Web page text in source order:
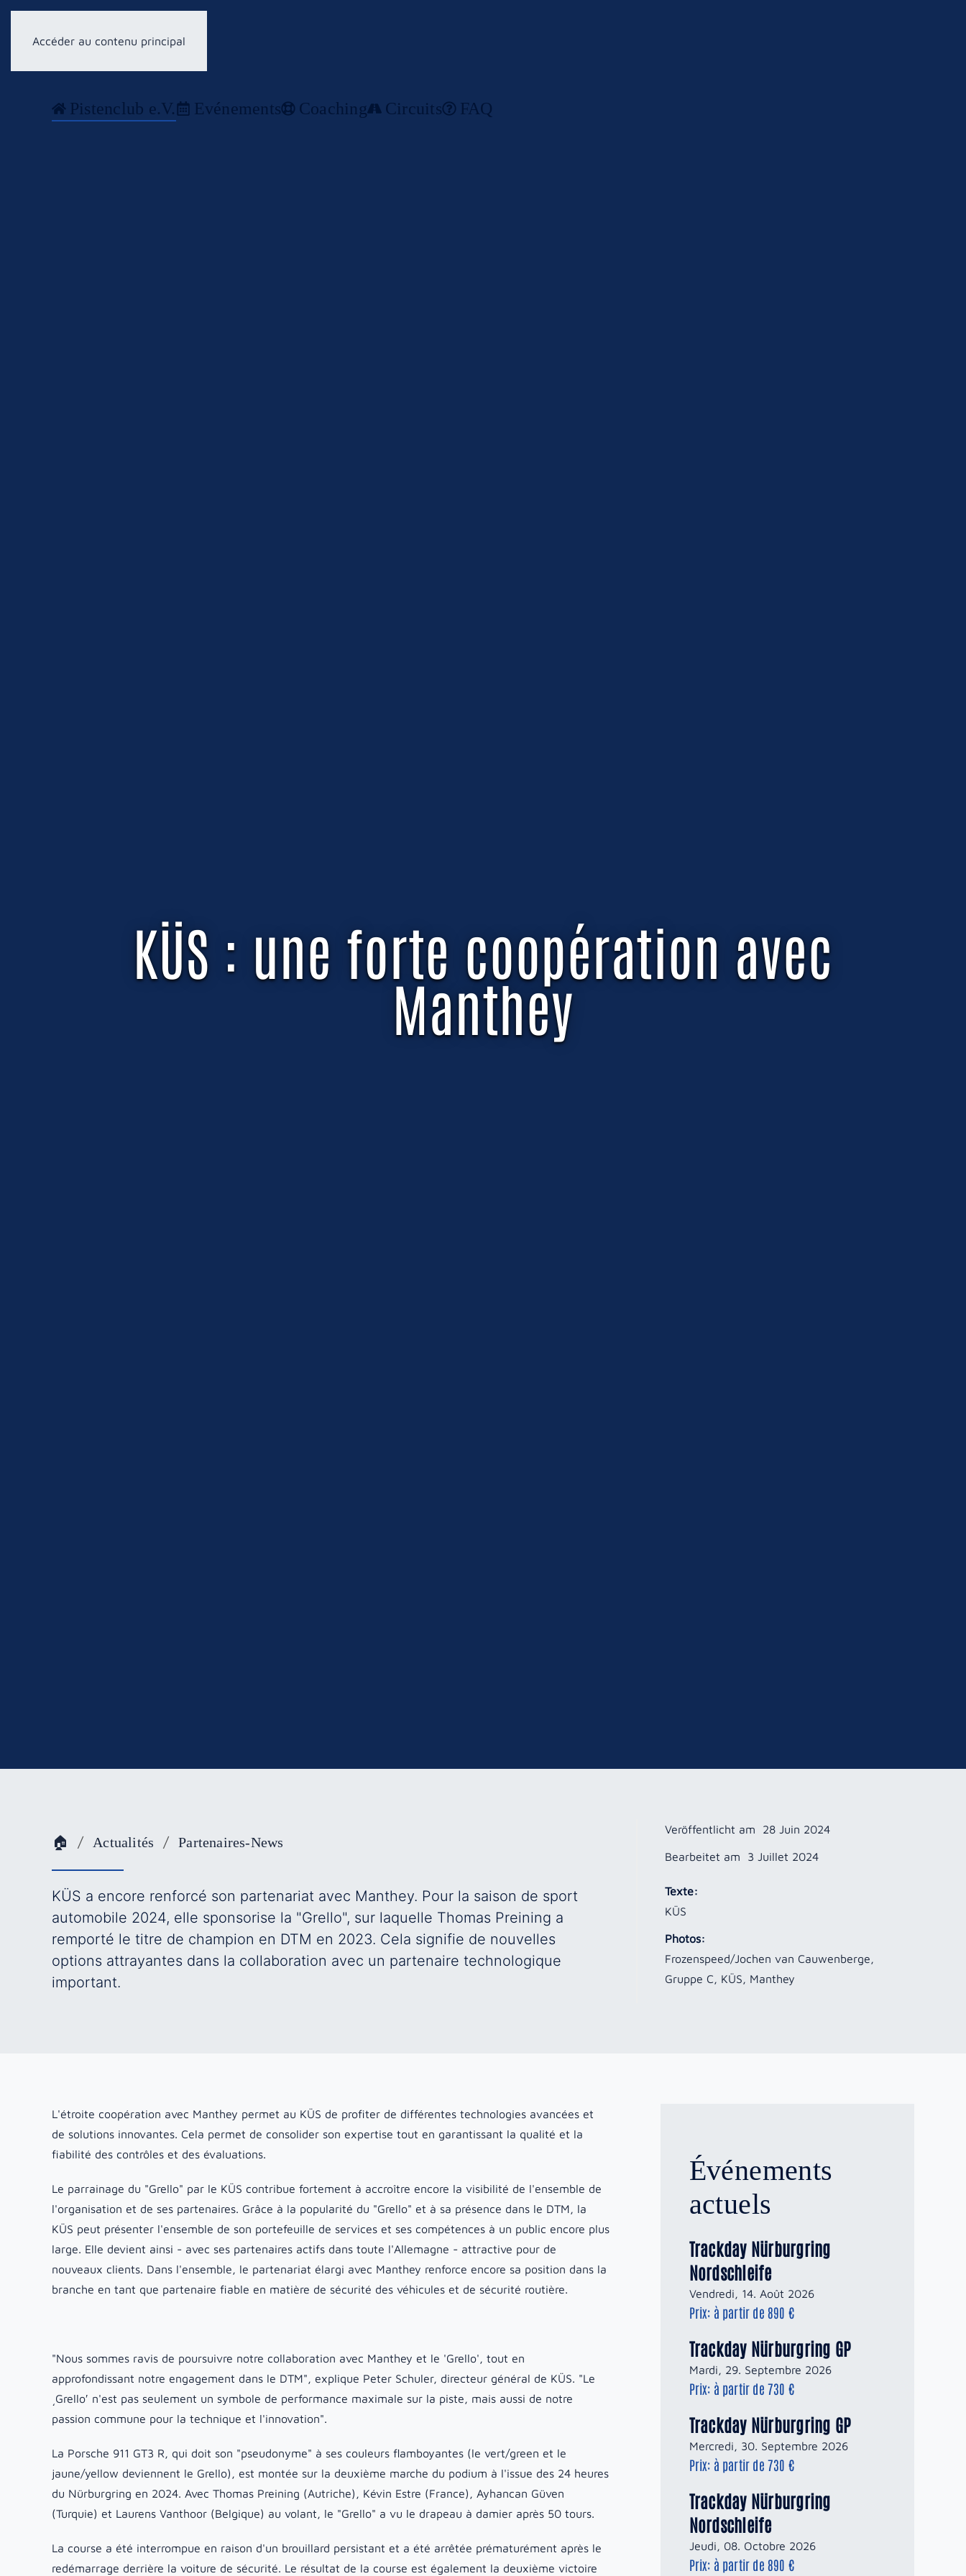
Accéder au contenu principal
Pistenclub e.V. Evénements Coaching Circuits FAQ
KÜS : une forte coopération avec
Manthey
🏠 Actualités Partenaires-News
KÜS a encore renforcé son partenariat avec Manthey. Pour la saison de sport
automobile 2024, elle sponsorise la "Grello", sur laquelle Thomas Preining a
remporté le titre de champion en DTM en 2023. Cela signifie de nouvelles
options attrayantes dans la collaboration avec un partenaire technologique
important.
Veröffentlicht am 28 Juin 2024
Bearbeitet am 3 Juillet 2024
Texte:
KÜS
Photos:
Frozenspeed/Jochen van Cauwenberge,
Gruppe C, KÜS, Manthey
L'étroite coopération avec Manthey permet au KÜS de profiter de différentes technologies avancées et
de solutions innovantes. Cela permet de consolider son expertise tout en garantissant la qualité et la
fiabilité des contrôles et des évaluations.
Le parrainage du "Grello" par le KÜS contribue fortement à accroître encore la visibilité de l'ensemble de
l'organisation et de ses partenaires. Grâce à la popularité du "Grello" et à sa présence dans le DTM, la
KÜS peut présenter l'ensemble de son portefeuille de services et ses compétences à un public encore plus
large. Elle devient ainsi - avec ses partenaires actifs dans toute l'Allemagne - attractive pour de
nouveaux clients. Dans l'ensemble, le partenariat élargi avec Manthey renforce encore sa position dans la
branche en tant que partenaire fiable en matière de sécurité des véhicules et de sécurité routière.
"Nous sommes ravis de poursuivre notre collaboration avec Manthey et le 'Grello', tout en
approfondissant notre engagement dans le DTM", explique Peter Schuler, directeur général de KÜS. "Le
͵Grelloʹ n'est pas seulement un symbole de performance maximale sur la piste, mais aussi de notre
passion commune pour la technique et l'innovation".
La Porsche 911 GT3 R, qui doit son "pseudonyme" à ses couleurs flamboyantes (le vert/green et le
jaune/yellow deviennent le Grello), est montée sur la deuxième marche du podium à l'issue des 24 heures
du Nürburgring en 2024. Avec Thomas Preining (Autriche), Kévin Estre (France), Ayhancan Güven
(Turquie) et Laurens Vanthoor (Belgique) au volant, le "Grello" a vu le drapeau à damier après 50 tours.
La course a été interrompue en raison d'un brouillard persistant et a été arrêtée prématurément après le
redémarrage derrière la voiture de sécurité. Le résultat de la course est également la deuxième victoire
Événements
actuels
Trackday Nürburgring
Nordschleife
Vendredi, 14. Août 2026
Prix: à partir de 890 €
Trackday Nürburgring GP
Mardi, 29. Septembre 2026
Prix: à partir de 730 €
Trackday Nürburgring GP
Mercredi, 30. Septembre 2026
Prix: à partir de 730 €
Trackday Nürburgring
Nordschleife
Jeudi, 08. Octobre 2026
Prix: à partir de 890 €